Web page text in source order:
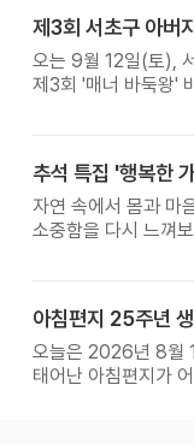
오는 9월 12일(토),
제3회 '매너 바둑왕'
추석 특집 '행복한
자연 속에서 몸과 마
소중함을 다시 느껴
아침편지 25주년
오늘은 2026년 8월
태어난 아침편지가